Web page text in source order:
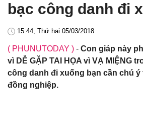
bạc công danh đi
15:44, Thứ hai 05/03/2018
( PHUNUTODAY ) - Con giáp này
vì DỄ GẶP TAI HỌA vì VẠ MIỆNG
công danh đi xuống bạn cần chú
đồng nghiệp.